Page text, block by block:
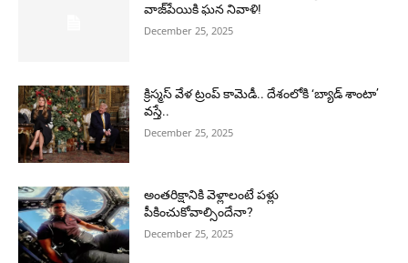
వాజ్‌పేయికి ఘన నివాళి!
December 25, 2025
క్రిస్మస్ వేళ ట్రంప్ కామెడీ.. దేశంలోకి ‘బ్యాడ్ శాంటా’
వస్తే..
December 25, 2025
అంతరిక్షానికి వెళ్లాలంటే పళ్లు
పీకించుకోవాల్సిందేనా?
December 25, 2025